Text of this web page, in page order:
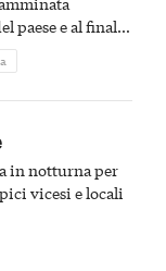
paese e al finale
in notturna per
vicesi e locali